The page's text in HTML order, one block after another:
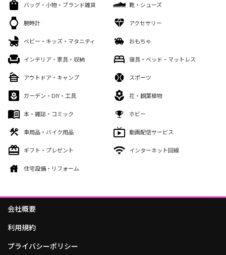
バッグ・小物・ブランド雑貨 靴・シューズ
腕時計 アクセサリー
ベビー・キッズ・マタニティ おもちゃ
インテリア・家具・収納 寝具・ベッド・マットレス
アウトドア・キャンプ スポーツ
ガーデン・DIY・工具 花・観葉植物
本・雑誌・コミック ホビー
車用品・バイク用品 動画配信サービス
ギフト・プレゼント インターネット回線
住宅設備・リフォーム
会社概要
利用規約
プライバシーポリシー